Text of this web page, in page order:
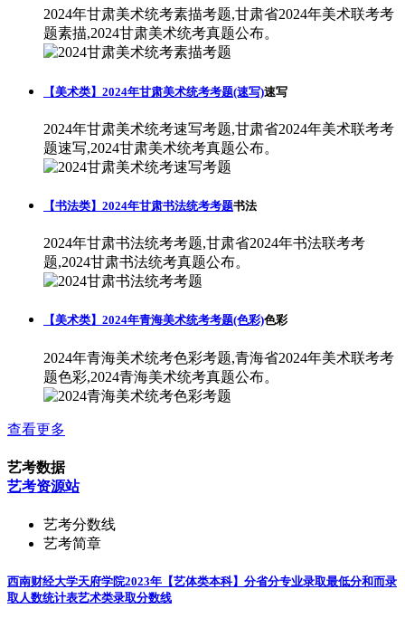
2024年甘肃美术统考素描考题,甘肃省2024年美术联考考
题素描,2024甘肃美术统考真题公布。
【美术类】2024年甘肃美术统考考题(速写)速写
2024年甘肃美术统考速写考题,甘肃省2024年美术联考考
题速写,2024甘肃美术统考真题公布。
【书法类】2024年甘肃书法统考考题书法
2024年甘肃书法统考考题,甘肃省2024年书法联考考
题,2024甘肃书法统考真题公布。
【美术类】2024年青海美术统考考题(色彩)色彩
2024年青海美术统考色彩考题,青海省2024年美术联考考
题色彩,2024青海美术统考真题公布。
查看更多
艺考数据
艺考资源站
艺考分数线
艺考简章
西南财经大学天府学院2023年【艺体类本科】分省分专业录取最低分和而录
取人数统计表艺术类录取分数线